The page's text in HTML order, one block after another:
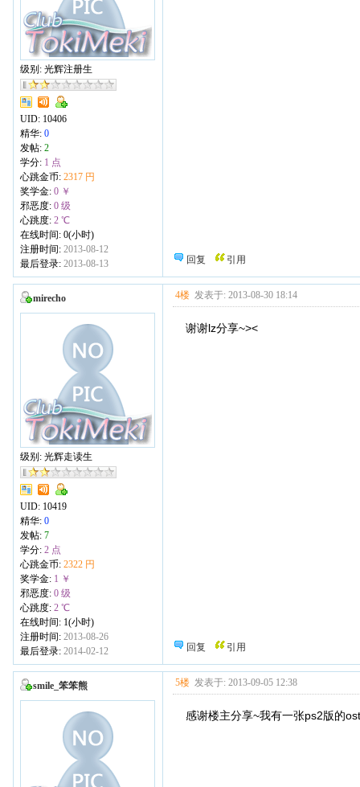
级别: 光辉注册生
UID: 10406
精华: 0
发帖: 2
学分: 1 点
心跳金币: 2317 円
奖学金: 0 ￥
邪恶度: 0 级
心跳度: 2 ℃
在线时间: 0(小时)
注册时间: 2013-08-12
最后登录: 2013-08-13 回复 引用
mirecho
级别: 光辉走读生
UID: 10419
精华: 0
发帖: 7
学分: 2 点
心跳金币: 2322 円
奖学金: 1 ￥
邪恶度: 0 级
心跳度: 2 ℃
在线时间: 1(小时)
注册时间: 2013-08-26
最后登录: 2014-02-12
4楼 发表于: 2013-08-30 18:14
谢谢lz分享~><
回复 引用
smile_笨笨熊 5楼 发表于: 2013-09-05 12:38
感谢楼主分享~我有一张ps2版的